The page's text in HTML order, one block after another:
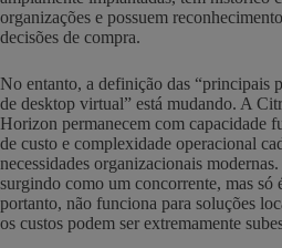
organizações e possuem
decisões de compra.
No entanto, a definição das “principais
de desktop virtual” está mudando. A
Horizon permanecem com capacidade
de custo e complexidade operacional
necessidades organizacionais
surgindo como um concorrente, mas só
portanto, não funciona para soluções
os custos podem ser extremamente